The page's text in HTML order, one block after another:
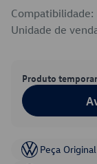
Compatibilidade:
Unidade de
Produto
Peça